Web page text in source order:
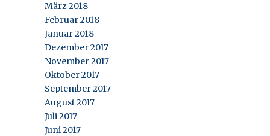
März 2018
Februar 2018
Januar 2018
Dezember 2017
November 2017
Oktober 2017
September 2017
August 2017
Juli 2017
Juni 2017